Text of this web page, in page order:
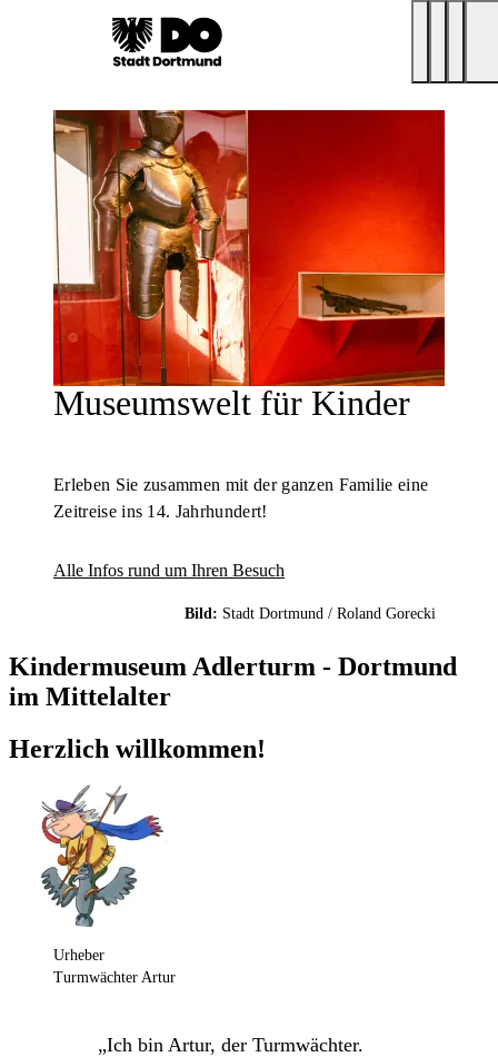
Museumswelt für Kinder
Erleben Sie zusammen mit der ganzen Familie eine
Zeitreise ins 14. Jahrhundert!
Alle Infos rund um Ihren Besuch
Bild: Stadt Dortmund / Roland Gorecki
Kindermuseum Adlerturm - Dortmund
im Mittelalter
Herzlich willkommen!
Urheber
Turmwächter Artur
Ich bin Artur, der Turmwächter.